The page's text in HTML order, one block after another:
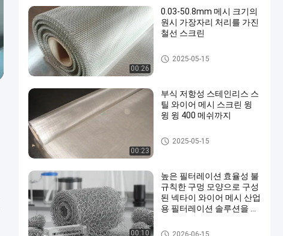
00:26
0.03-50.8mm 메시 크기의
원시 가장자리 처리를 가진
철선 스크린
스테인레스 강 와이어 메쉬 스
크린
2025-05-15
00:23
부식 저항성 스테인리스 스
틸 와이어 메시 스크린 윙
윙 윙 400 메쉬까지
스테인레스 강 와이어 메쉬 스
크린
2025-05-15
00:10
높은 필터레이션 효율성 불
규칙한 구멍 모양으로 구성
된 넥타이 와이어 메시 산업
용 필터레이션 솔루션을 제
편직 와이어 메쉬
2026-06-15